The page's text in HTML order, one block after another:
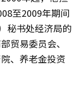
至2009年期间
秘书处经济局的
贸易委员会、
、养老金投资